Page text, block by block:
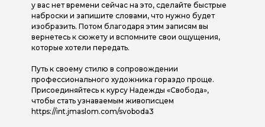
у вас нет времени сейчас на это, сделайте быстрые
наброски и запишите словами, что нужно будет
изобразить. Потом благодаря этим записям вы
вернетесь к сюжету и вспомните свои ощущения,
которые хотели передать.
Путь к своему стилю в сопровождении
профессионального художника гораздо проще.
Присоединяйтесь к курсу Надежды «Свобода»,
чтобы стать узнаваемым живописцем
https://int.jmaslom.com/svoboda3